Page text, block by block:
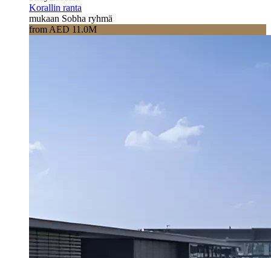
Korallin ranta
mukaan Sobha ryhmä
from AED 11.0M